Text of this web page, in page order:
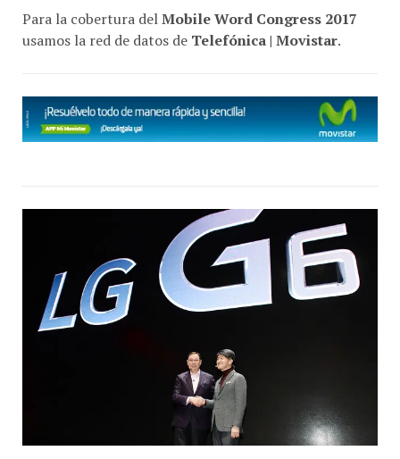
Para la cobertura del Mobile Word Congress 2017
usamos la red de datos de Telefónica | Movistar.